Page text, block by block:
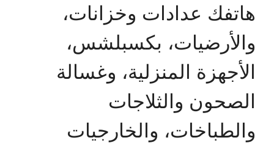
هاتفك عدادات وخزانات،
والأرضيات، بكسبلشس،
الأجهزة المنزلية، وغسالة
الصحون والثلاجات
والطباخات، والخارجيات